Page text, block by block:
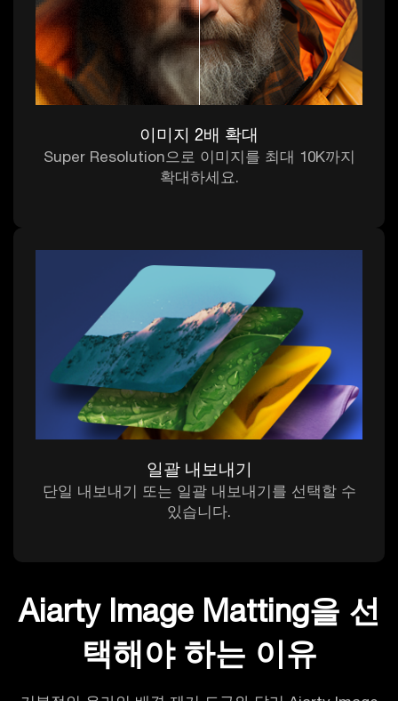
이미지 2배 확대
Super Resolution으로 이미지를 최대 10K까지
확대하세요.
일괄 내보내기
단일 내보내기 또는 일괄 내보내기를 선택할 수
있습니다.
Aiarty Image Matting을 선
택해야 하는 이유